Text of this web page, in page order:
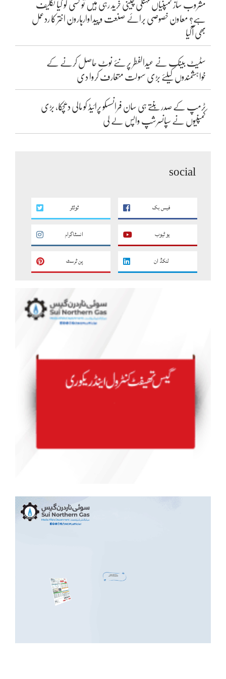
مشروب ساز کمپنیاں مہنگی چینی خرید رہی ہیں تو کسی کو کیا تکلیف
ہے؟ معاون خصوصی برائے صنعت و پیداوارہارون اختر کا ردعمل
بھی آگیا
سٹیٹ بینک نے عیدالفطر پر نئے نوٹ حاصل کرنے کے
خواہشمندوں کیلئے بڑی سہولت متعارف کروا دی
ٹرمپ کے صدر بنتے ہی سان فرانسسکو پرائیڈ کو مالی دھچکا، بڑی
کمپنیوں نے سپانسرشپ واپس لے لی
social
فیس بک ٹوئٹر
یو ٹیوب انسٹاگرام
لنکڈ ان پن ٹرسٹ